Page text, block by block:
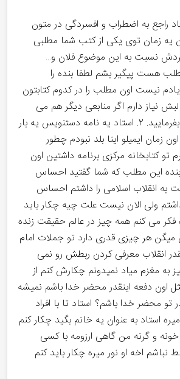
راجع به اضطراب و افسردگی در متون
یه زمان توی یکی از کتب شما مطلبی
نسبت به این موضوع فلان و...
هست پیگیر بشم لطفا بنده را
نیست اون مطلب را در کدوم کتابتون
نیاز دارم اگر منابعی دیگر هم می
شناسید راهنمایی ام بفرمایید. ۲. استاد یه نامه دستنویس یه بار
زمان ایمیلو اینا بلد نبودم چطور
تو کتابخانه مرکزی برنامه داشتین اون
عزیز بنده این مطلب که شما گفتید احساس
انقلاب اسلامی را داشتم احساس
ولی الان نیست علت چیه چکار باید
فکر می کنم همه چیز در عالم حقیقت زنده
هر چیزی قدری دارد تو جملات امام
انقلاب معرفی کردن ربطش رو نمی
به مغزم میاد نمیدونم چکارش کنم از
اون دفعه اینقدر محضر خدا باشم نمیشه
تو محضر خدا باشم؟ استاد تا با افراد
استاد به عنوان یه خانم بگید چکار کنم
خونه و گرنه من گاهی ارزومه با کسی
اخه او نور میره چکار باید کنم